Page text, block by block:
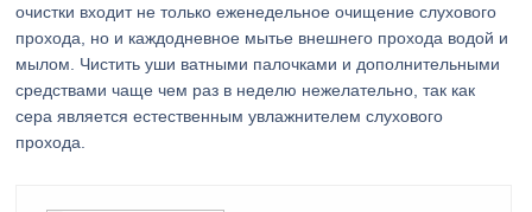
очистки входит не только еженедельное очищение слухового
прохода, но и каждодневное мытье внешнего прохода водой и
мылом. Чистить уши ватными палочками и дополнительными
средствами чаще чем раз в неделю нежелательно, так как
сера является естественным увлажнителем слухового
прохода.